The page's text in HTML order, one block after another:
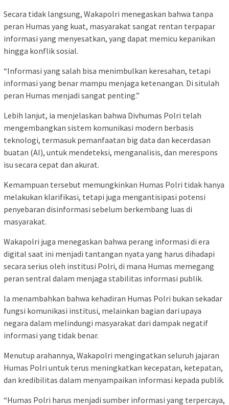
Secara tidak langsung, Wakapolri menegaskan bahwa tanpa
peran Humas yang kuat, masyarakat sangat rentan terpapar
informasi yang menyesatkan, yang dapat memicu kepanikan
hingga konflik sosial.
“Informasi yang salah bisa menimbulkan keresahan, tetapi
informasi yang benar mampu menjaga ketenangan. Di situlah
peran Humas menjadi sangat penting.”
Lebih lanjut, ia menjelaskan bahwa Divhumas Polri telah
mengembangkan sistem komunikasi modern berbasis
teknologi, termasuk pemanfaatan big data dan kecerdasan
buatan (AI), untuk mendeteksi, menganalisis, dan merespons
isu secara cepat dan akurat.
Kemampuan tersebut memungkinkan Humas Polri tidak hanya
melakukan klarifikasi, tetapi juga mengantisipasi potensi
penyebaran disinformasi sebelum berkembang luas di
masyarakat.
Wakapolri juga menegaskan bahwa perang informasi di era
digital saat ini menjadi tantangan nyata yang harus dihadapi
secara serius oleh institusi Polri, di mana Humas memegang
peran sentral dalam menjaga stabilitas informasi publik.
Ia menambahkan bahwa kehadiran Humas Polri bukan sekadar
fungsi komunikasi institusi, melainkan bagian dari upaya
negara dalam melindungi masyarakat dari dampak negatif
informasi yang tidak benar.
Menutup arahannya, Wakapolri mengingatkan seluruh jajaran
Humas Polri untuk terus meningkatkan kecepatan, ketepatan,
dan kredibilitas dalam menyampaikan informasi kepada publik.
“Humas Polri harus menjadi sumber informasi yang terpercaya,